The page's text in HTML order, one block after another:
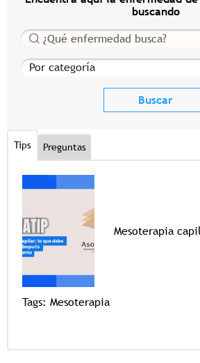
buscando
Buscar
Por categoría
Tips Preguntas
Mesoterapia
Tags: Mesoterapia